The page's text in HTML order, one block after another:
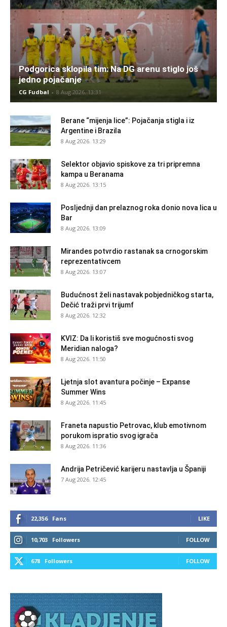
Podgorica sklopila tim: Na DG arenu stiglo još
jedno pojačanje
CG Fudbal - 8 Aug 2026. 13:31
Berane “mijenja lice”: Pojačanja stigla i iz
Argentine i Brazila
8 Aug 2026. 13:29
Selektor objavio spiskove za tri pripremna
kampa u Beranama
8 Aug 2026. 13:15
Posljednji dan prelaznog roka donio nova lica u
Bar
8 Aug 2026. 13:09
Mirandes potvrdio rastanak sa crnogorskim
reprezentativcem
8 Aug 2026. 13:07
Budućnost želi nastavak pobjedničkog starta,
Dečić traži prvi trijumf
8 Aug 2026. 12:32
KVIZ: Da li koristiš sve mogućnosti svog
Meridian naloga?
8 Aug 2026. 11:50
Ljetnja slot avantura počinje – Expanse
Summer Wins
8 Aug 2026. 11:45
Franeta napustio Petrovac, klub emotivnom
porukom ispratio svog igrača
8 Aug 2026. 11:36
Andrija Petričević karijeru nastavlja u Španiji
7 Aug 2026. 12:45
22,356 Fans LIKE
10,703 Followers FOLLOW
678 Followers FOLLOW